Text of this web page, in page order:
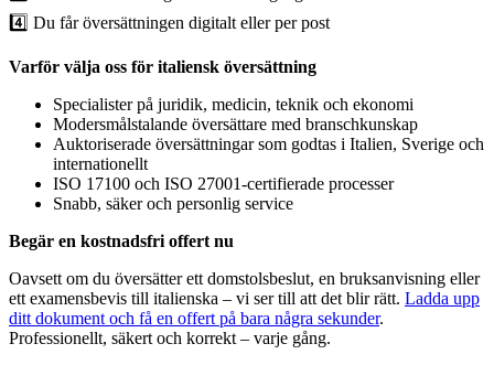
4️⃣ Du får översättningen digitalt eller per post
Varför välja oss för italiensk översättning
Specialister på juridik, medicin, teknik och ekonomi
Modersmålstalande översättare med branschkunskap
Auktoriserade översättningar som godtas i Italien, Sverige och
internationellt
ISO 17100 och ISO 27001-certifierade processer
Snabb, säker och personlig service
Begär en kostnadsfri offert nu
Oavsett om du översätter ett domstolsbeslut, en bruksanvisning eller
ett examensbevis till italienska – vi ser till att det blir rätt. Ladda upp
ditt dokument och få en offert på bara några sekunder.
Professionellt, säkert och korrekt – varje gång.